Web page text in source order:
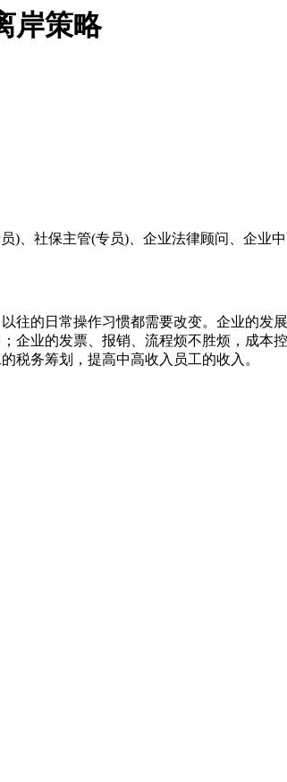
岸策略
)、社保主管(专员)、企业法律顾问、企业
往的日常操作习惯都需要改变。企业的发
企业的发票、报销、流程烦不胜烦，成本
税务筹划，提高中高收入员工的收入。